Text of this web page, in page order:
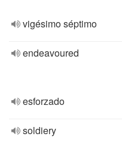
vigésimo séptimo
endeavoured
esforzado
soldiery